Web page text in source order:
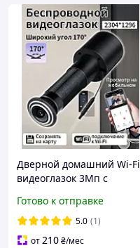
Дверной домашний Wi-Fi
видеоглазок 3Мп с
движения для квартиры,
умный глазок Tuya Smart
видеокамера в дверь
Готово к отправке
5.0 (1)
от210₴/мес